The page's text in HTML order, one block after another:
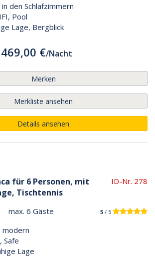
den Schlafzimmern
Pool
Lage, Bergblick
469,00 €/Nacht
Merken
Merkliste ansehen
Details ansehen
für 6 Personen, mit
Tischtennis
ID-Nr. 278
max. 6 Gäste 5 / 5
Safe
Lage